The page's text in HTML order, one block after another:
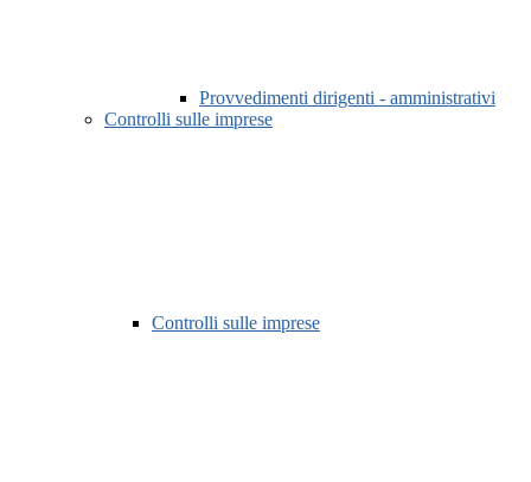
Provvedimenti dirigenti - amministrativi
Controlli sulle imprese
Controlli sulle imprese